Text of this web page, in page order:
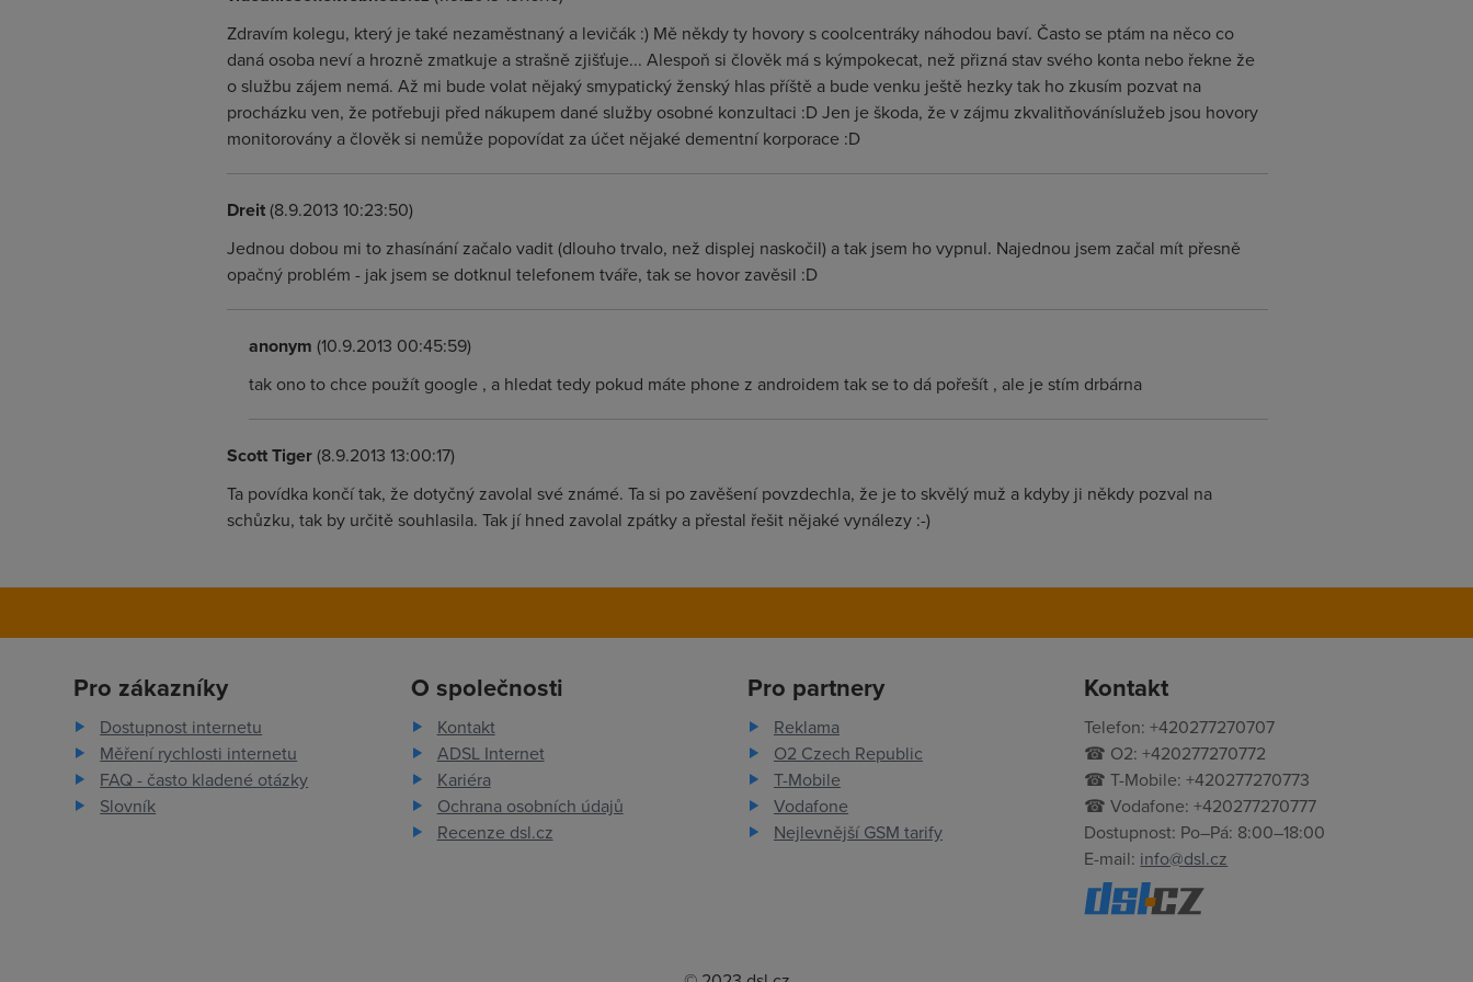
Zdravím kolegu, který je také nezaměstnaný a levičák :) Mě někdy ty hovory s coolcentráky náhodou baví. Často se ptám na něco co
daná osoba neví a hrozně zmatkuje a strašně zjišťuje... Alespoň si člověk má s kýmpokecat, než přizná stav svého konta nebo řekne že
o službu zájem nemá. Až mi bude volat nějaký smypatický ženský hlas příště a bude venku ještě hezky tak ho zkusím pozvat na
procházku ven, že potřebuji před nákupem dané služby osobné konzultaci :D Jen je škoda, že v zájmu zkvalitňováníslužeb jsou hovory
monitorovány a člověk si nemůže popovídat za účet nějaké dementní korporace :D
Dreit(8.9.2013 10:23:50)
Jednou dobou mi to zhasínání začalo vadit (dlouho trvalo, než displej naskočil) a tak jsem ho vypnul. Najednou jsem začal mít přesně
opačný problém - jak jsem se dotknul telefonem tváře, tak se hovor zavěsil :D
anonym (10.9.2013 00:45:59)
tak ono to chce použít google , a hledat tedy pokud máte phone z androidem tak se to dá pořešít , ale je stím drbárna
Scott Tiger(8.9.2013 13:00:17)
Ta povídka končí tak, že dotyčný zavolal své známé. Ta si po zavěšení povzdechla, že je to skvělý muž a kdyby ji někdy pozval na
schůzku, tak by určitě souhlasila. Tak jí hned zavolal zpátky a přestal řešit nějaké vynálezy :-)
Pro zákazníky
Dostupnost internetu
Měření rychlosti internetu
FAQ - často kladené otázky
Slovník
O společnosti
Kontakt
ADSL Internet
Kariéra
Ochrana osobních údajů
Recenze dsl.cz
Pro partnery
Reklama
O2 Czech Republic
T-Mobile
Vodafone
Nejlevnější GSM tarify
Kontakt
Telefon: +420277270707
☎ O2: +420277270772
☎ T-Mobile: +420277270773
☎ Vodafone: +420277270777
Dostupnost: Po–Pá: 8:00–18:00
E-mail: info@dsl.cz